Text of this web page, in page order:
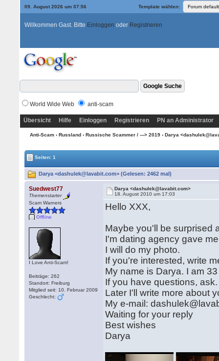
09. August 2026 um 07:56 Template wählen:
Willkommen Gast. Bitte Einloggen oder Registrieren
World Wide Web anti-scam
Übersicht Hilfe Einloggen Registrieren PN an Administrator
Anti-Scam› Russland› Russische Scammer / ---> 2019› Darya
Seiten: 1
Darya <dashulek@lavabit.com> (Gelesen: 2462 mal)
Suedwest77
Themenstarter
Scam Warners
Offline
I Love Anti-Scam!
Beiträge: 262
Standort: Freiburg
Mitglied seit: 10. Februar 2009
Geschlecht:
Darya <dashulek@lavabit.com>
18. August 2010 um 17:03
Hello XXX,
Maybe you'll be surprised
I'm dating agency gave
I will do my photo.
If you're interested, write
My name is Darya. I am
If you have questions,
Later I'll write more about
My e-mail:
Waiting for your reply
Best wishes
Darya